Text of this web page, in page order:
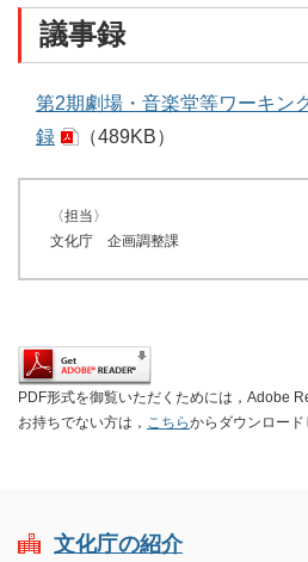
議事録
第2期劇場・音楽堂等ワーキン
録
（489KB）
〈担当〉
文化庁 企画調整課
PDF形式を御覧いただくためには，Adobe
お持ちでない方は， こちらからダウンロード
文化庁の紹介